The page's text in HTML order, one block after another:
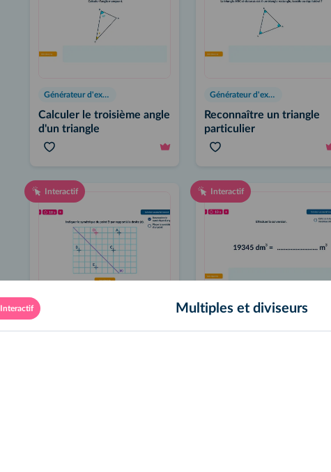
Générateur d'exercices
Calculer le troisième angle
d'un triangle
Générateur d'exercices
Reconnaître un triangle
particulier
Interactif Interactif
Interactif Multiples et diviseurs